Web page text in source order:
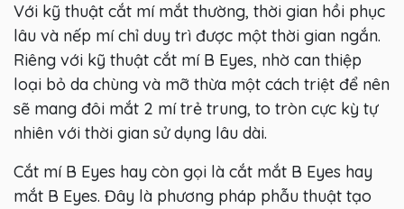
Với kỹ thuật cắt mí mắt thường, thời gian hồi phục
lâu và nếp mí chỉ duy trì được một thời gian ngắn.
Riêng với kỹ thuật cắt mí B Eyes, nhờ can thiệp
loại bỏ da chùng và mỡ thừa một cách triệt để nên
sẽ mang đôi mắt 2 mí trẻ trung, to tròn cực kỳ tự
nhiên với thời gian sử dụng lâu dài.
Cắt mí B Eyes hay còn gọi là cắt mắt B Eyes hay
mắt B Eyes. Đây là phương pháp phẫu thuật tạo